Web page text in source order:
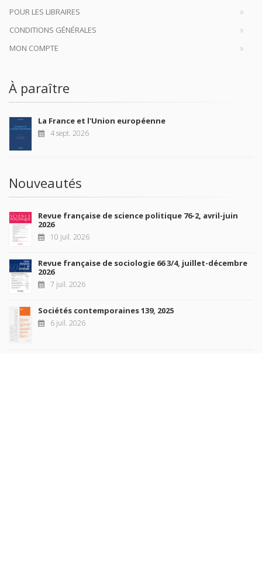
POUR LES LIBRAIRES
CONDITIONS GÉNÉRALES
MON COMPTE
À paraître
La France et l'Union européenne
4 sept. 2026
Nouveautés
Revue française de science politique 76-2, avril-juin
2026
10 juil. 2026
Revue française de sociologie 66 3/4, juillet-décembre
2026
7 juil. 2026
Sociétés contemporaines 139, 2025
6 juil. 2026